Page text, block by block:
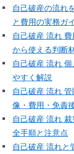
自己破産の流れ
と費用の実務ガ
自己破産 流れ
から使える判断
自己破産 流れ
やすく解説
自己破産 流れ
像・費用・免責
自己破産 流れ
全手順と注意点
自己破産 流れと